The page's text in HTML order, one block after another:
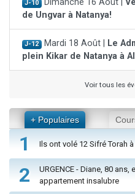
J-10 Dimanche 16 Août |
de Ungvar à Natanya!
J-12 Mardi 18 Août |
Le
plein Kikar de Natanya à
Voir tous les
+ Populaires
1 Ils ont volé 12 Sifré Torah
2
URGENCE - Diane, 80 ans,
appartement insalubre